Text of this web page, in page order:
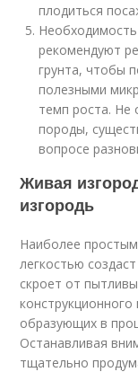
плодиться
рекомендуют
грунта, чтобы
полезными
темп роста. Не
породы,
вопросе
Живая
изгородь
Наиболее
легкостью
скроет от
образующих в
Останавливая
тщательно